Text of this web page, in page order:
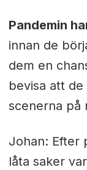
Pandemin
innan de
dem en
bevisa att
scenerna på
Johan: Efter
låta saker